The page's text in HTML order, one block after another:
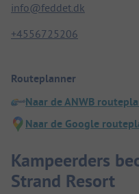
info@feddet.dk
+4556725206
Routeplanner
Naar de ANWB
Naar de Google
Kampeerders
Strand Resort